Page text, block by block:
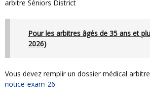
arbitre Séniors District
Pour les arbitres âgés de 35 ans et plus (au 1er juillet
2026)
Vous devez remplir un dossier médical arbitre
notice-exam-26